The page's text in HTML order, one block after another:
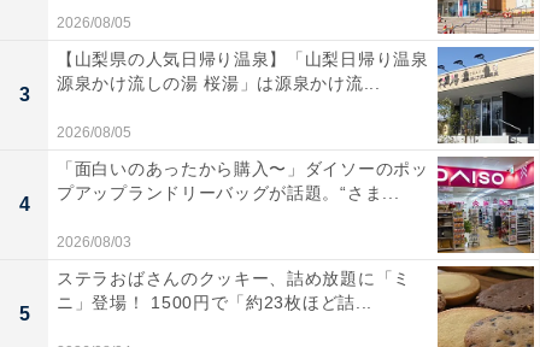
2026/08/05
3
【山梨県の人気日帰り温泉】「山梨日帰り温泉
源泉かけ流しの湯 桜湯」は源泉かけ流...
2026/08/05
4
「面白いのあったから購入〜」ダイソーのポッ
プアップランドリーバッグが話題。“さま...
2026/08/03
5
ステラおばさんのクッキー、詰め放題に「ミ
ニ」登場！ 1500円で「約23枚ほど詰...